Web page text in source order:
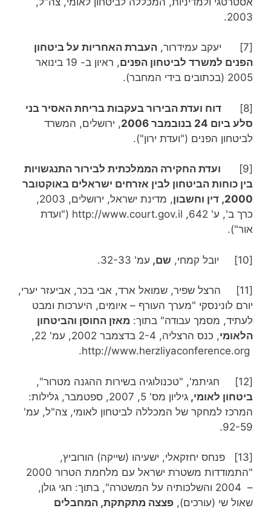
2003.
[7] יעקב עמידרור,
העברת האחריות על ביטחון
הפנים למשרד לביטחון הפנים
, ראיון ב- 19 בינואר
2005 (בכתובים בידי המחבר).
[8]
דוח ועדת הבירור בעקבות בריחת האסיר בני
סלע ביום 24 בנובמבר 2006
, ירושלים, המשרד
לביטחון הפנים ("ועדת ירון").
[9]
ועדת החקירה הממלכתית לבירור התנגשויות
בין כוחות הביטחון לבין אזרחים ישראלים באוקטובר
2000, דין וחשבון
, מדינת ישראל, ירושלים, 2003,
כרך ב', ע' 642, http://www.court.gov.il ("ועדת
אור").
[10] יובל קמחי, שם, עמ' 32-33.
[11] הרצל שפיר, שמואל ארד, אבי בכר, אביעזר יערי,
יורם לונינסקי "מערך העורף – איומים, היערכות ומבט
לעתיד, מסמך עבודה" בתוך: מאזן החוסן והביטחון
הלאומי
, כנס הרצליה, 2-4 בדצמבר 2002, עמ' 22,
[12] חגיתמ', "טכנולוגיה בשירות ההגנה מטרור",
ביטחון לאומי,
גיליון מס' 5, 2007, ספטמבר, גלילות:
המרכז למחקר של המכללה לביטחון לאומי, צה"ל, עמ'
92-59.
[13] פנחס יחזקאלי, ישעיהו (שייקה) הורוביץ,
"התמודדות משטרת ישראל עם מלחמת הטרור 2000
– 2004 והשלכותיה על המשטרה", בתוך: חגי גולן,
שאול שי (עורכים), פצצה מתקתקת, המחבלים